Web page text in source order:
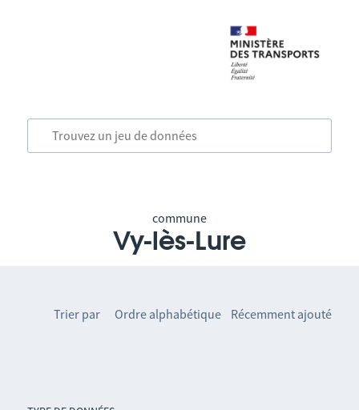
commune
Vy-lès-Lure
Trier par Ordre alphabétique Récemment ajouté